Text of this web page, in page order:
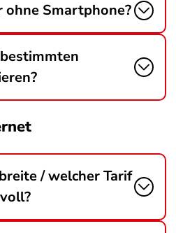
ohne Smartphone?
/ welcher Tarif